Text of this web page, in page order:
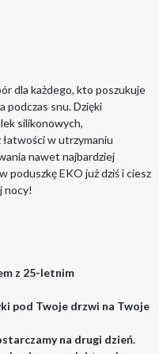
dla każdego, kto poszukuje
podczas snu. Dzięki
silikonowych,
w utrzymaniu
nawet najbardziej
poduszkę EKO już dziś i ciesz
nocy!
z 25-letnim
pod Twoje drzwi na Twoje
na drugi dzień.